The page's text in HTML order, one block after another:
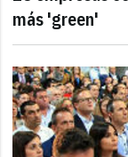
más 'green'